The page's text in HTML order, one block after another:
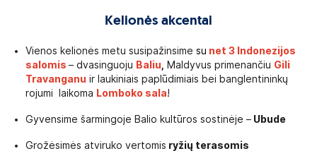
Kelionės akcentai
Vienos kelionės metu susipažinsime su net 3 Indonezijos
salomis – dvasinguoju Baliu Maldyvus primenančiu Gili
Travanganu ir laukiniais paplūdimiais bei banglentininkų
rojumi laikoma Lomboko sala!
Gyvensime šarmingoje Balio kultūros sostinėje – Ubude
Grožėsimės atviruko vertomis ryžių terasomis